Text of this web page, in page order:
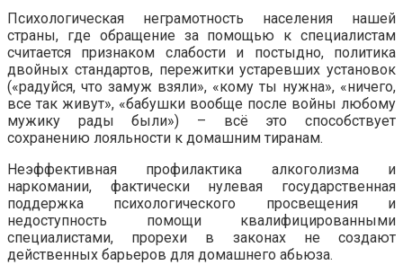
Психологическая неграмотность населения нашей
страны, где обращение за помощью к специалистам
считается признаком слабости и постыдно, политика
двойных стандартов, пережитки устаревших установок
(«радуйся, что замуж взяли», «кому ты нужна», «ничего,
все так живут», «бабушки вообще после войны любому
мужику рады были») – всё это способствует
сохранению лояльности к домашним тиранам.
Неэффективная профилактика алкоголизма и
наркомании, фактически нулевая государственная
поддержка психологического просвещения и
недоступность помощи квалифицированными
специалистами, прорехи в законах не создают
действенных барьеров для домашнего абьюза.